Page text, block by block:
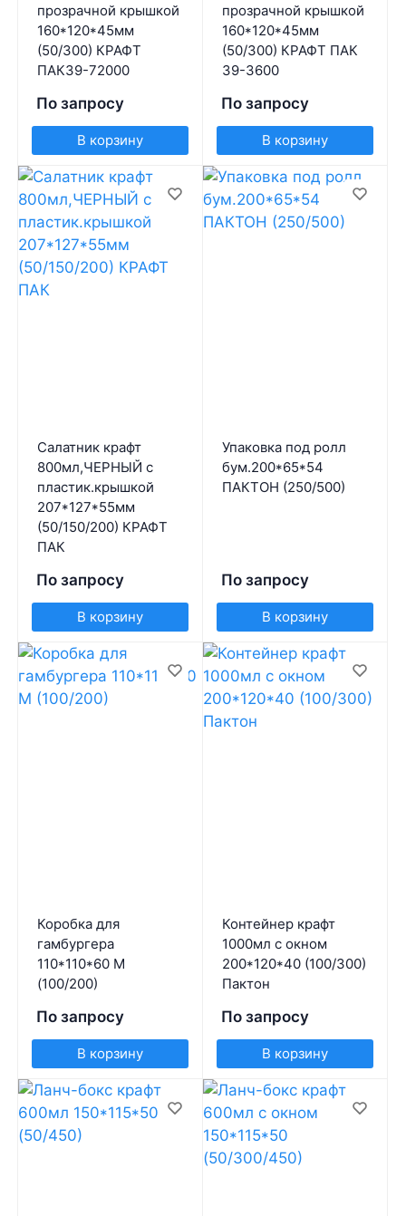
прозрачной крышкой
160*120*45мм
(50/300) КРАФТ
ПАК39-72000
По запросу
В корзину
прозрачной крышкой
160*120*45мм
(50/300) КРАФТ ПАК
39-3600
По запросу
В корзину
Салатник крафт
800мл,ЧЕРНЫЙ с
пластик.крышкой
207*127*55мм
(50/150/200) КРАФТ
ПАК
По запросу
В корзину
Упаковка под ролл
бум.200*65*54
ПАКТОН (250/500)
По запросу
В корзину
Коробка для
гамбургера
110*110*60 М
(100/200)
По запросу
В корзину
Контейнер крафт
1000мл с окном
200*120*40 (100/300)
Пактон
По запросу
В корзину